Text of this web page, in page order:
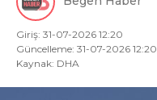
Giriş: 31-07-2026 12:20
Güncelleme: 31-07-2026 12:20
Kaynak: DHA